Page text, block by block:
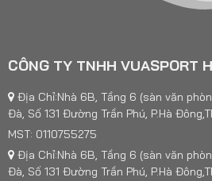
CÔNG TY TNHH VUASPORT
Địa Chỉ:Nhà 6B, Tầng 6 (sàn văn
Đà, Số 131 Đường Trần Phú, P.Hà
MST: 0110755275
Địa Chỉ:Nhà 6B, Tầng 6 (sàn văn
Đà, Số 131 Đường Trần Phú, P.Hà